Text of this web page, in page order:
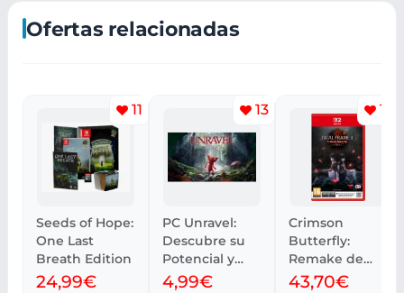
Ofertas relacionadas
11
Seeds of Hope:
One Last
Breath Edition
24,99€
13
PC Unravel:
Descubre su
Potencial y
Rendimiento
4,99€
10
Crimson
Butterfly:
Remake de
Fatal Frame II
43,70€